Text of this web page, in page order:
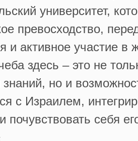
университет,
превосходство,
и активное участие в
здесь – это не
но и
с Израилем,
почувствовать себя